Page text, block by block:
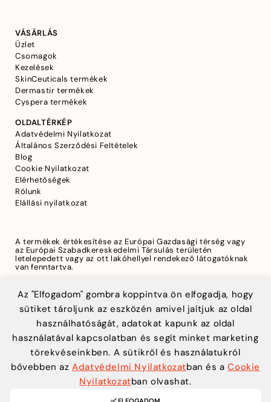
Az "Elfogadom" gombra koppintva ön elfogadja, hogy
sütiket tároljunk az eszközén amivel jaítjuk az oldal
használhatóságát, adatokat kapunk az oldal
használatával kapcsolatban és segít minket marketing
törekvéseinkben. A sütikről és használatukról
bővebben azAdatvédelmi Nyilatkozatban és aCookie
Nyilatkozatban olvashat.
VÁSÁRLÁS
Üzlet
Csomagok
Kezelések
SkinCeuticals termékek
Dermastir termékek
Cyspera termékek
OLDALTÉRKÉP
Adatvédelmi Nyilatkozat
Általános Szerződési Feltételek
Blog
Cookie Nyilatkozat
Elérhetőségek
Rólunk
Elállási nyilatkozat
A termékek értékesítése az Európai Gazdasági térség vagy
az Európai Szabadkereskedelmi Társulás területén
letelepedett vagy az ott lakóhellyel rendekező látogatóknak
van fenntartva.
A biztonságos fizetést a Teya biztosítja